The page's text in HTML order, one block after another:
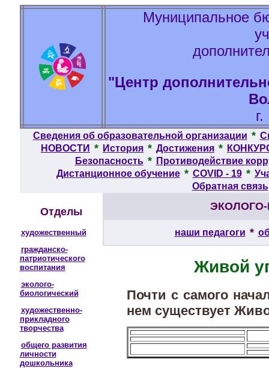
Муниципальное
"Центр
Сведения об образовательной организации *
НОВОСТИ * История * Достижения *
Безопасность * Противодействие
Дистанционное обучение * COVID - 19 *
Обратная связь
Отделы
художественный
гражданско-
патриотического
воспитания
эколого-
биологический
художественно-
прикладного
творчества
общего развития
личности
дошкольника
наши педагоги *
Живой
Почти с самого
нем существует